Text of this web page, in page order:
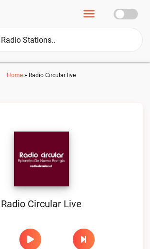
Home » Radio Circular live
Radio Circular Live